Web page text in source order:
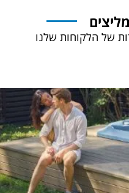
של הלקוחות שלנו